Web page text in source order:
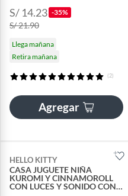
S/ 14.23 -35%
S/ 21.90
Llega mañana
Retira mañana
(2)
Agregar
HELLO KITTY
CASA JUGUETE NIÑA
KUROMI Y CINNAMOROLL
CON LUCES Y SONIDO CON